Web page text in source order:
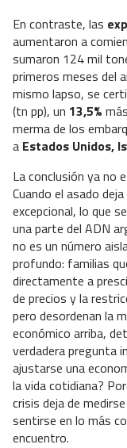
En contraste, las
aumentaron a
sumaron 124 mil
primeros meses del
mismo lapso, se
(tn pp), un 13,5%
merma de los
a Estados Unidos,
La conclusión ya no
Cuando el asado
excepcional, lo que
una parte del ADN
no es un número
profundo: familias
directamente a
de precios y la
pero desordenan la
económico arriba,
verdadera pregunta
ajustarse una
la vida cotidiana?
crisis deja de
sentirse en lo más
encuentro.